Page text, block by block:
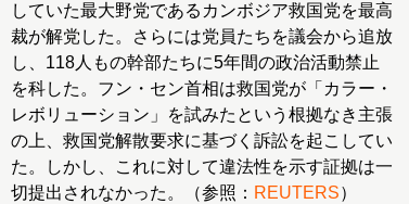
していた最大野党であるカンボジア救国党を最高
裁が解党した。さらには党員たちを議会から追放
し、118人もの幹部たちに5年間の政治活動禁止
を科した。フン・セン首相は救国党が「カラー・
レボリューション」を試みたという根拠なき主張
の上、救国党解散要求に基づく訴訟を起こしてい
た。しかし、これに対して違法性を示す証拠は一
切提出されなかった。（参照： REUTERS）